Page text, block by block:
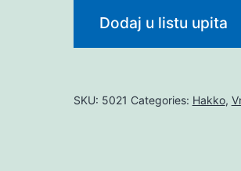
Dodaj u listu upita
SKU: 5021 Categories: Hakko,